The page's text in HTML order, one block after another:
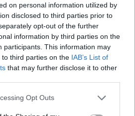
on personal information utilized by
disclosed to third parties prior to
opt-out of the further
information by third parties on the
participants. This information may
third parties on the IAB’s List of
that may further disclose it to other
Opt Outs
vitamino D.
tryniuose, svieste,
žuvyje.
kad šio vitamino
kalcio šaltiniai – pieno